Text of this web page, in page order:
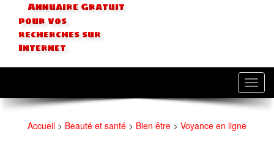
Annuaire Gratuit
pour vos
recherches sur
Internet
Accueil > Beauté et santé > Bien être > Voyance en ligne